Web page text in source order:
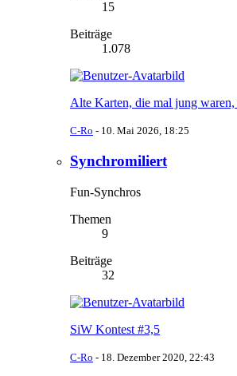
15
Beiträge
1.078
Alte Karten, die mal jung
C-Ro - 10. Mai 2026, 18:25
Synchromiliert
Fun-Synchros
Themen
9
Beiträge
32
SiW Kontest #3,5
C-Ro - 18. Dezember 2020, 22:43